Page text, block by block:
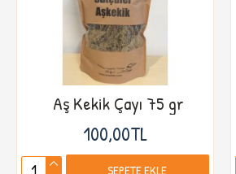
Aş Kekik Çayı 75 gr
100,00TL
SEPETE EKLE